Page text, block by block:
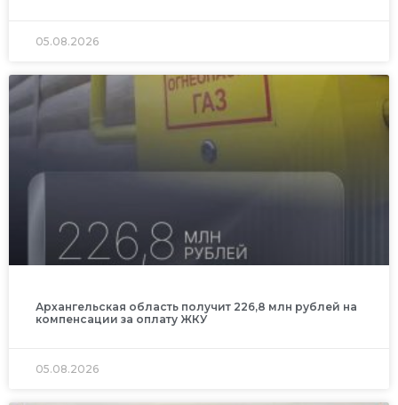
05.08.2026
Архангельская область получит 226,8 млн рублей на
компенсации за оплату ЖКУ
05.08.2026